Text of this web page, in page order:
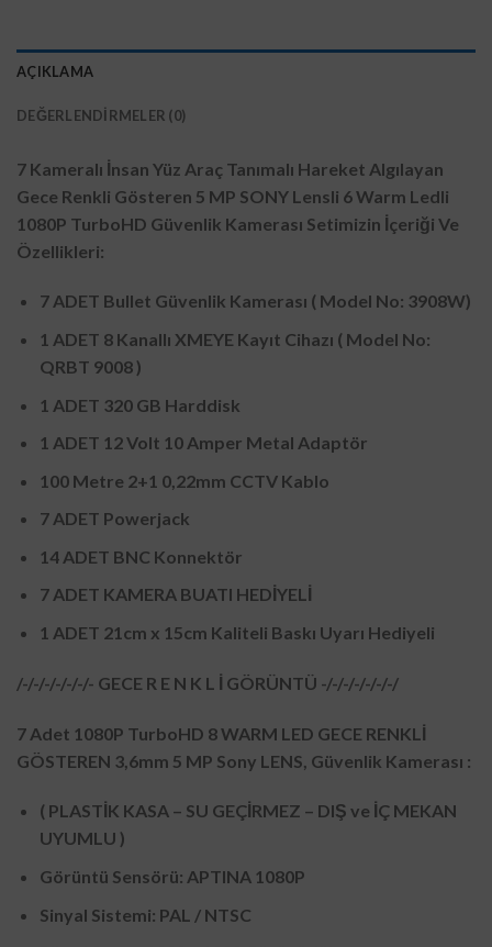
AÇIKLAMA
DEĞERLENDIRMELER (0)
7 Kameralı İnsan Yüz Araç Tanımalı Hareket Algılayan
Gece Renkli Gösteren 5 MP SONY Lensli 6 Warm Ledli
1080P TurboHD Güvenlik Kamerası Setimizin İçeriği Ve
Özellikleri:
7 ADET Bullet Güvenlik Kamerası ( Model No: 3908W)
1 ADET 8 Kanallı XMEYE Kayıt Cihazı ( Model No:
QRBT 9008 )
1 ADET 320 GB Harddisk
1 ADET 12 Volt 10 Amper Metal Adaptör
100 Metre 2+1 0,22mm CCTV Kablo
7 ADET Powerjack
14 ADET BNC Konnektör
7 ADET KAMERA BUATI HEDİYELİ
1 ADET 21cm x 15cm Kaliteli Baskı Uyarı Hediyeli
/-/-/-/-/-/-/- GECE R E N K L İ GÖRÜNTÜ -/-/-/-/-/-/-/
7 Adet 1080P TurboHD 8 WARM LED GECE RENKLİ
GÖSTEREN 3,6mm 5 MP Sony LENS, Güvenlik Kamerası :
( PLASTİK KASA – SU GEÇİRMEZ – DIŞ ve İÇ MEKAN
UYUMLU )
Görüntü Sensörü: APTINA 1080P
Sinyal Sistemi: PAL / NTSC